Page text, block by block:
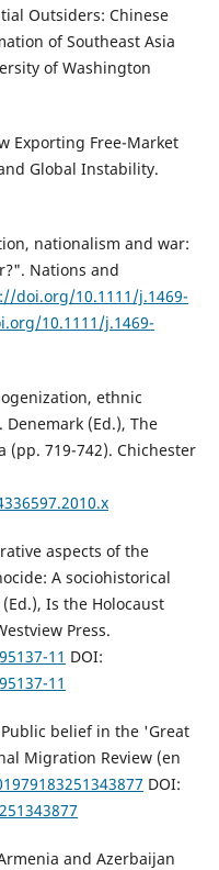
Outsiders: Chinese
of Southeast Asia
of Washington
Exporting Free-Market
Global Instability.
nationalism and war:
Nations and
doi.org/10.1111/j.1469-
10.1111/j.1469-
ethnic
(Ed.), The
(pp. 719-742). Chichester
aspects of the
A sociohistorical
Is the Holocaust
Press.
11 DOI:
11
belief in the 'Great
Migration Review (en
DOI:
and Azerbaijan